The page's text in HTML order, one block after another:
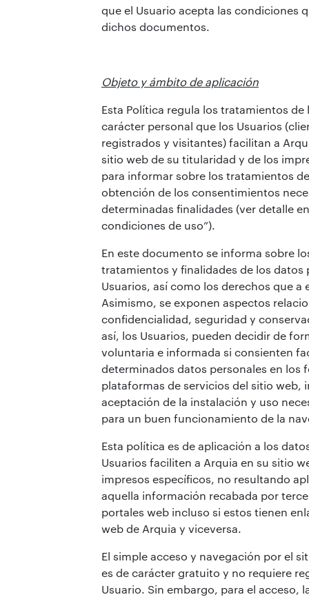
que el Usuario acepta las condiciones
dichos documentos.
Objeto y ámbito de aplicación
Esta Política regula los tratamientos de
carácter personal que los Usuarios
registrados y visitantes) facilitan a
sitio web de su titularidad y de los
para informar sobre los tratamientos
obtención de los consentimientos
determinadas finalidades (ver detalle
condiciones de uso”).
En este documento se informa sobre
tratamientos y finalidades de los datos
Usuarios, así como los derechos que a
Asimismo, se exponen aspectos
confidencialidad, seguridad y
así, los Usuarios, pueden decidir de
voluntaria e informada si consienten
determinados datos personales en los
plataformas de servicios del sitio web,
aceptación de la instalación y uso
para un buen funcionamiento de la
Esta política es de aplicación a los
Usuarios faciliten a Arquia en su sitio
impresos específicos, no resultando
aquella información recabada por
portales web incluso si estos tienen
web de Arquia y viceversa.
El simple acceso y navegación por el
es de carácter gratuito y no requiere
Usuario. Sin embargo, para el acceso,